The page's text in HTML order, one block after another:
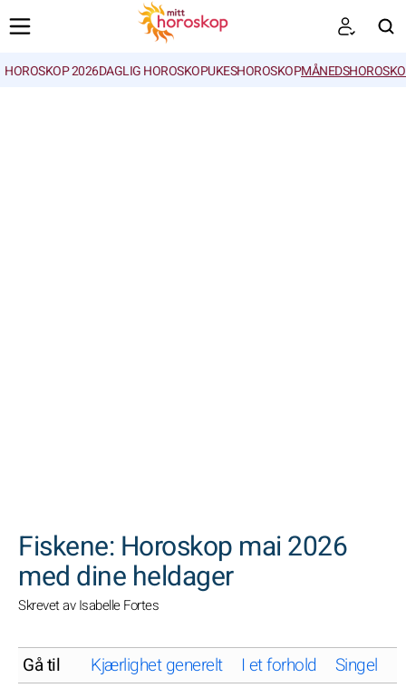
HOROSKOP 2026DAGLIG HOROSKOPUKESHOROSKOP
Fiskene: Horoskop mai 2026
med dine heldager
Skrevet av Isabelle Fortes
Gå til Kjærlighet generelt I et forhold Singel